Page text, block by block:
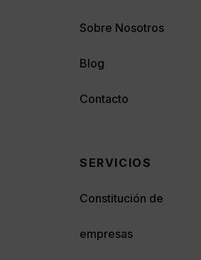
Sobre Nosotros
Blog
Contacto
SERVICIOS
Constitución de
empresas